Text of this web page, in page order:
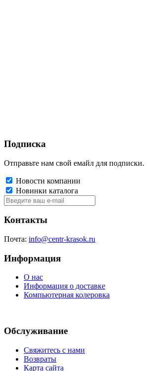
Подписка
Отправьте нам свой емайл для подписки.
Новости компании
Новинки каталога
Контакты
Почта: info@centr-krasok.ru
Информация
О нас
Информация о доставке
Компьютерная колеровка
Обслуживание
Свяжитесь с нами
Возвраты
Карта сайта